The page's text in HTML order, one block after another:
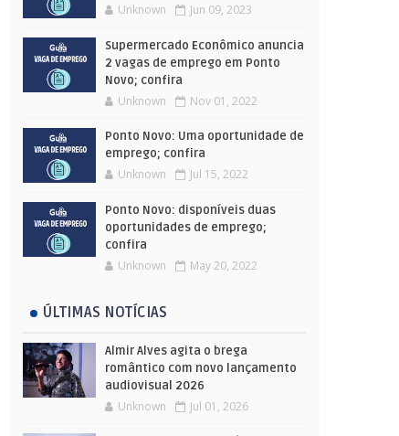
Unknown Jun 09, 2023
Supermercado Econômico anuncia
2 vagas de emprego em Ponto
Novo; confira
Unknown Nov 01, 2022
Ponto Novo: Uma oportunidade de
emprego; confira
Unknown Jul 15, 2022
Ponto Novo: disponíveis duas
oportunidades de emprego;
confira
Unknown May 20, 2022
ÚLTIMAS NOTÍCIAS
Almir Alves agita o brega
romântico com novo lançamento
audiovisual 2026
Unknown Jul 01, 2026